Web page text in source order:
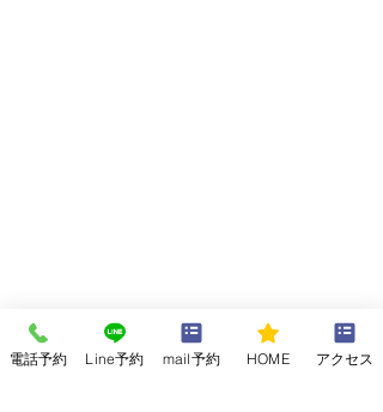
電話予約 Line予約 mail予約 HOME アクセス